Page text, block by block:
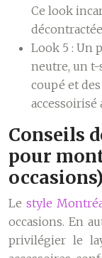
Ce look
Look 5 : Un
neutre, un
coupé et
accessoirisé
Conseils
pour
occasions)
Le style
occasions. En
privilégier le